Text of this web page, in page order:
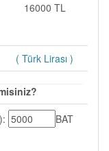
16000 TL
( Türk Lirası )
BAT